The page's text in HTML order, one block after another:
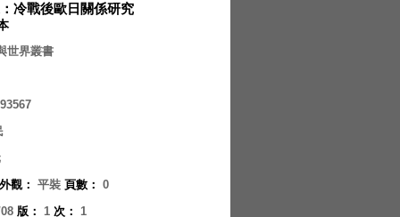
冷戰後歐日關係研究
世界叢書
外觀 ： 平裝 頁數 ： 0
版 ： 1 次 ： 1